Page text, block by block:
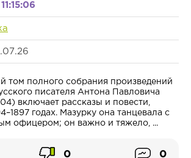
11:15:06
том полного собрания произведений
писателя Антона Павловича
включает рассказы и повести,
годах. Мазурку она танцевала с
офицером; он важно и тяжело, ...
0 0